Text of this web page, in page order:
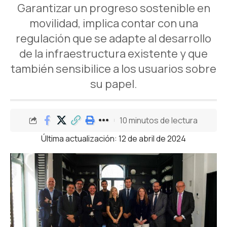
Garantizar un progreso sostenible en
movilidad, implica contar con una
regulación que se adapte al desarrollo
de la infraestructura existente y que
también sensibilice a los usuarios sobre
su papel.
Última actualización: 12 de abril de 2024
10 minutos de lectura